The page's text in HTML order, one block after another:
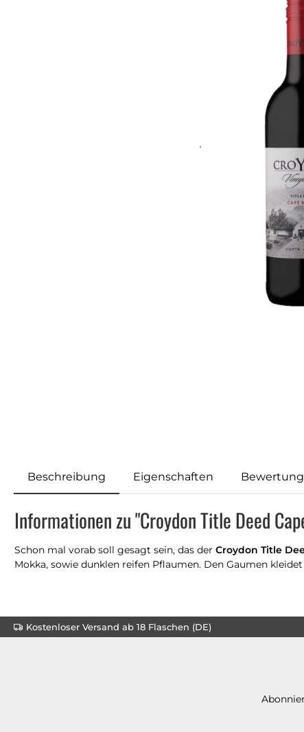
Beschreibung Eigenschaften
Informationen zu "Croydon Title Deed
Schon mal vorab soll gesagt sein, das der Croydon Title
Mokka, sowie dunklen reifen Pflaumen. Den Gaumen
Kostenloser Versand ab 18 Flaschen (DE)